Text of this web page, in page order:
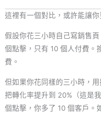
這裡有一個對比，或許能讓你
假設你花三小時自己寫銷售
個點擊，只有 10 個人付費。
費。
但如果你花同樣的三小時，
把轉化率提升到 20%（這是
個點擊，你多了 10 個客戶。